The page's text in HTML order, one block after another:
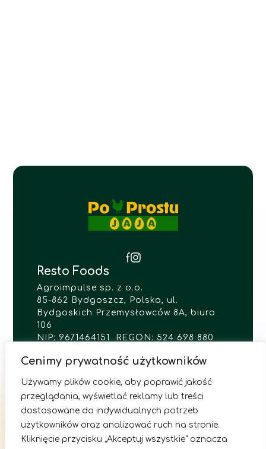
Cenimy prywatność użytkowników
Używamy plików cookie, aby poprawić jakość
przeglądania, wyświetlać reklamy lub treści
dostosowane do indywidualnych potrzeb
użytkowników oraz analizować ruch na stronie.
Kliknięcie przycisku „Akceptuj wszystkie” oznacza
Resto Foods
Agroimpulse sp. z o.o.
85-862 Bydgoszcz, Polska, ul.
Bydgoskich Przemysłowców 8A, biuro
106
NIP: 9671464151 REGON: 524 698 880
INFO@AGROIMPULSE.EU
+48731048261